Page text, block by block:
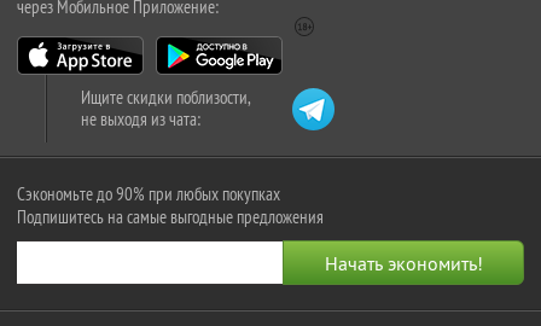
через Мобильное Приложение:
Ищите скидки поблизости,
не выходя из чата:
Сэкономьте до 90% при любых покупках
Подпишитесь на самые выгодные предложения